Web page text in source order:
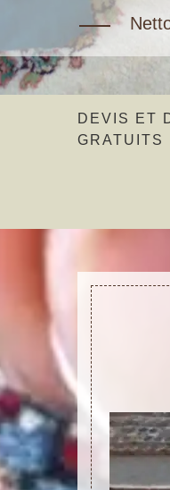
DEVIS ET
GRATUITS